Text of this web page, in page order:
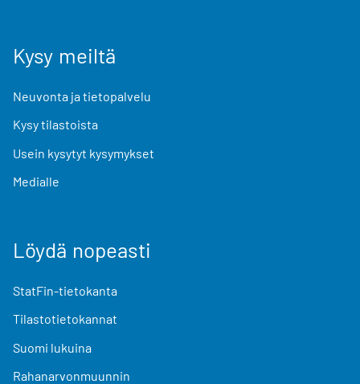
Kysy meiltä
Neuvonta ja tietopalvelu
Kysy tilastoista
Usein kysytyt kysymykset
Medialle
Löydä nopeasti
StatFin-tietokanta
Tilastotietokannat
Suomi lukuina
Rahanarvonmuunnin